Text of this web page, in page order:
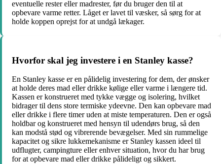
eventuelle rester eller madrester, før du bruger den til at
opbevare varme retter. Låget er lavet til væsker, så sørg for at
holde koppen oprejst for at undgå lækager.
Hvorfor skal jeg investere i en Stanley kasse?
En Stanley kasse er en pålidelig investering for dem, der ønsker
at holde deres mad eller drikke kølige eller varme i længere tid.
Kassen er konstrueret med tykke vægge og isolering, hvilket
bidrager til dens store termiske ydeevne. Den kan opbevare mad
eller drikke i flere timer uden at miste temperaturen. Den er også
holdbar og konstrueret med hensyn til udendørs brug, så den
kan modstå stød og vibrerende bevægelser. Med sin rummelige
kapacitet og sikre lukkemekanisme er Stanley kassen ideel til
udflugter, campingture eller enhver situation, hvor du har brug
for at opbevare mad eller drikke pålideligt og sikkert.